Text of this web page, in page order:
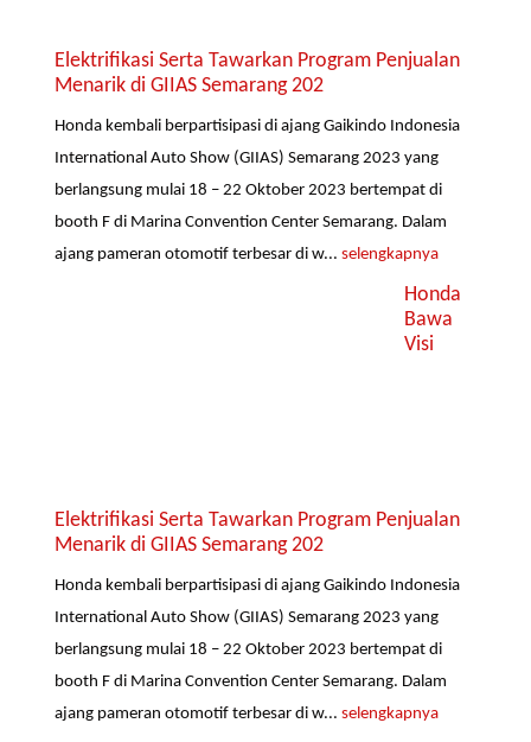
Elektrifikasi Serta Tawarkan Program Penjualan
Menarik di GIIAS Semarang 202
Honda kembali berpartisipasi di ajang Gaikindo Indonesia
International Auto Show (GIIAS) Semarang 2023 yang
berlangsung mulai 18 – 22 Oktober 2023 bertempat di
booth F di Marina Convention Center Semarang. Dalam
ajang pameran otomotif terbesar di w...selengkapnya
Honda
Bawa
Visi
Elektrifikasi Serta Tawarkan Program Penjualan
Menarik di GIIAS Semarang 202
Honda kembali berpartisipasi di ajang Gaikindo Indonesia
International Auto Show (GIIAS) Semarang 2023 yang
berlangsung mulai 18 – 22 Oktober 2023 bertempat di
booth F di Marina Convention Center Semarang. Dalam
ajang pameran otomotif terbesar di w...selengkapnya